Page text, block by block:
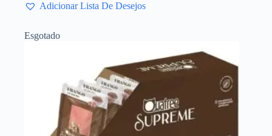
Adicionar Lista De Desejos
Esgotado